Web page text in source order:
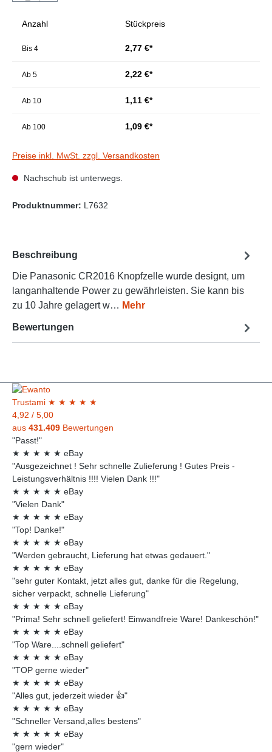
Anzahl Stückpreis
Bis 4 2,77 €*
Ab 5 2,22 €*
Ab 10 1,11 €*
Ab 100 1,09 €*
Preise inkl. MwSt. zzgl. Versandkosten
Nachschub ist unterwegs.
Produktnummer: L7632
Beschreibung
Die Panasonic CR2016 Knopfzelle wurde designt, um
langanhaltende Power zu gewährleisten. Sie kann bis
zu 10 Jahre gelagert w… Mehr
Bewertungen
Trustami ★ ★ ★ ★ ★
4,92 / 5,00
aus 431.409 Bewertungen
"Passt!"
★ ★ ★ ★ ★ eBay
"Ausgezeichnet ! Sehr schnelle Zulieferung ! Gutes Preis -
Leistungsverhältnis !!!! Vielen Dank !!!"
★ ★ ★ ★ ★ eBay
"Vielen Dank"
★ ★ ★ ★ ★ eBay
"Top! Danke!"
★ ★ ★ ★ ★ eBay
"Werden gebraucht, Lieferung hat etwas gedauert."
★ ★ ★ ★ ★ eBay
"sehr guter Kontakt, jetzt alles gut, danke für die Regelung,
sicher verpackt, schnelle Lieferung"
★ ★ ★ ★ ★ eBay
"Prima! Sehr schnell geliefert! Einwandfreie Ware! Dankeschön!"
★ ★ ★ ★ ★ eBay
"Top Ware....schnell geliefert"
★ ★ ★ ★ ★ eBay
"TOP gerne wieder"
★ ★ ★ ★ ★ eBay
"Alles gut, jederzeit wieder 👍"
★ ★ ★ ★ ★ eBay
"Schneller Versand,alles bestens"
★ ★ ★ ★ ★ eBay
"gern wieder"